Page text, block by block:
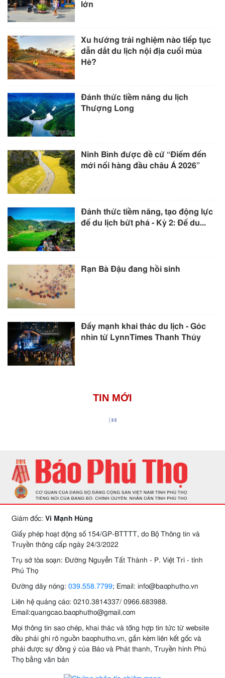
lớn
Xu hướng trải nghiệm nào tiếp tục
dẫn dắt du lịch nội địa cuối mùa
Hè?
Đánh thức tiềm năng du lịch
Thượng Long
Ninh Bình được đề cử “Điểm đến
mới nổi hàng đầu châu Á 2026”
Đánh thức tiềm năng, tạo động lực
để du lịch bứt phá - Kỳ 2: Để du...
Rạn Bà Đậu đang hồi sinh
Đẩy mạnh khai thác du lịch - Góc
nhìn từ LynnTimes Thanh Thủy
TIN MỚI
Giám đốc: Vi Mạnh Hùng
Giấy phép hoạt động số 154/GP-BTTTT, do Bộ Thông tin và
Truyền thông cấp ngày 24/3/2022
Trụ sở tòa soạn: Đường Nguyễn Tất Thành - P. Việt Trì - tỉnh
Phú Thọ
Đường dây nóng: 039.558.7799; Email: info@baophutho.vn
Liên hệ quảng cáo: 0210.3814337/ 0966.683988.
Email:quangcao.baophutho@gmail.com
Mọi thông tin sao chép, khai thác và tổng hợp tin tức từ website
đều phải ghi rõ nguồn baophutho.vn, gắn kèm liên kết gốc và
phải được sự đồng ý của Báo và Phát thanh, Truyền hình Phú
Thọ bằng văn bản